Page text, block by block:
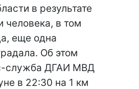
в результате
человека, в том
еще одна
Об этом
служба ДГАИ МВД
в 22:30 на 1 км